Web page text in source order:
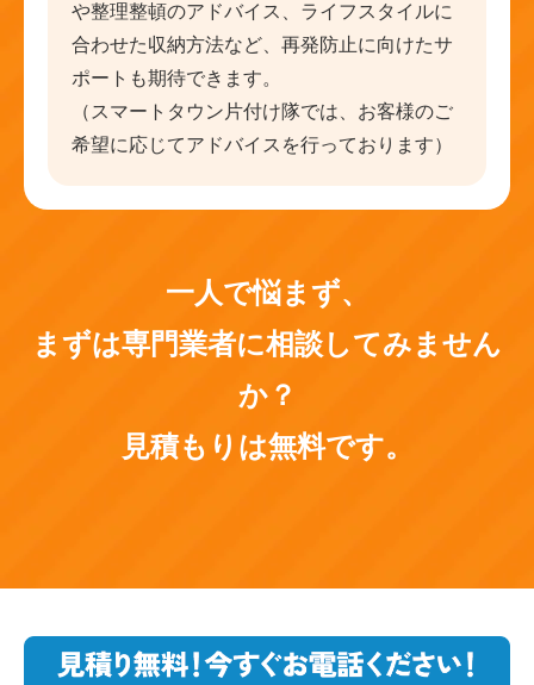
や整理整頓のアドバイス、ライフスタイルに
合わせた収納方法など、再発防止に向けたサ
ポートも期待できます。
（スマートタウン片付け隊では、お客様のご
希望に応じてアドバイスを行っております）
一人で悩まず、
まずは専門業者に相談してみません
か？
見積もりは無料です。